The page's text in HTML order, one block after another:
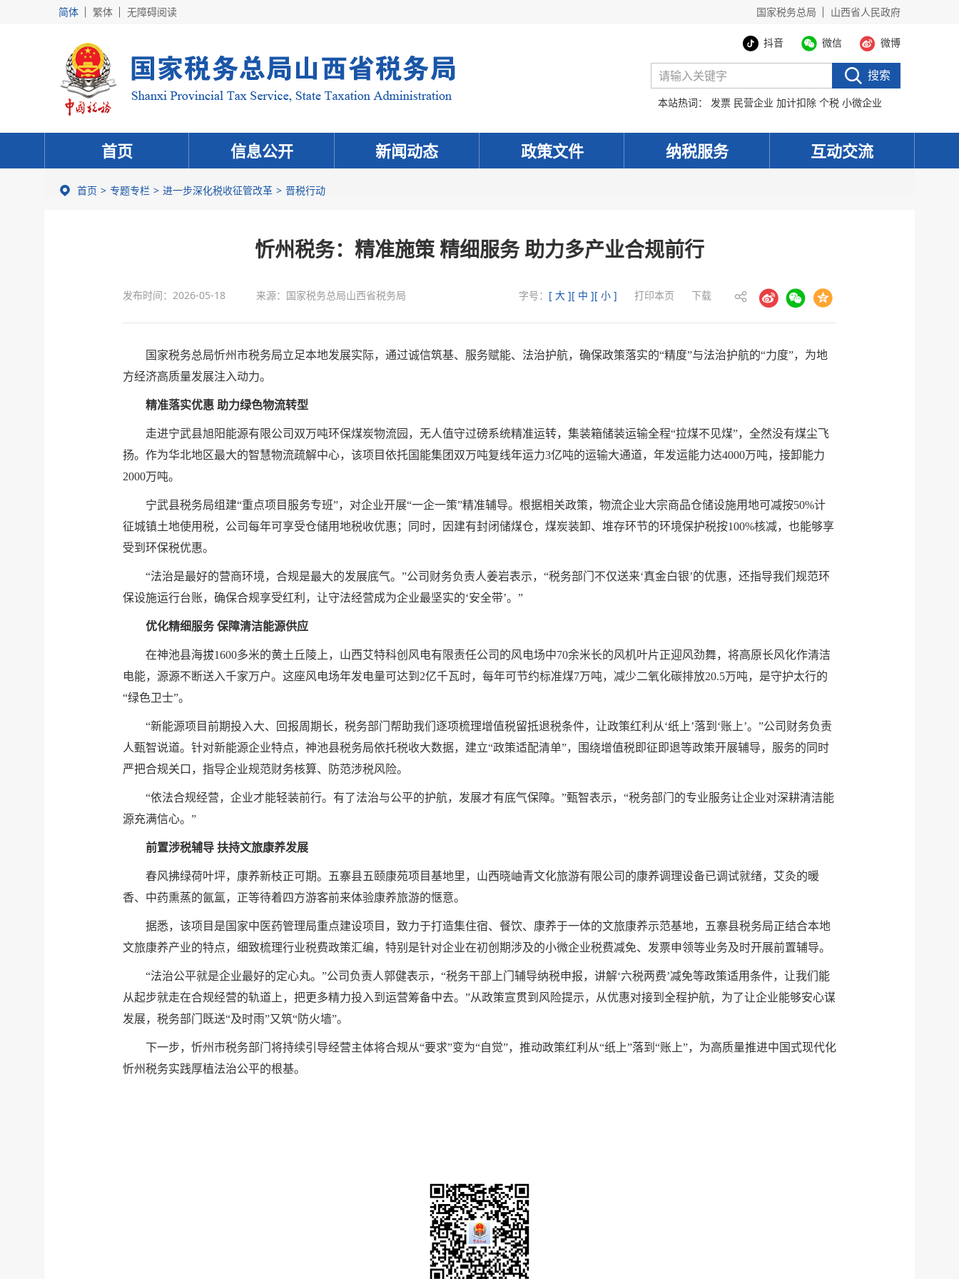
简体 繁体 无障碍阅读 国家税务总局 山西省人民政府
抖音 微信 微博
搜索
本站热词： 发票 民营企业 加计扣除 个税 小微企业
首页 信息公开 新闻动态 政策文件 纳税服务 互动交流
首页 专题专栏 进一步深化税收征管改革 晋税行动
忻州税务：精准施策 精细服务 助力多产业合规前行
发布时间：2026-05-18 来源：国家税务总局山西省税务局 字号： [ 大 ][ 中 ][ 小 ] 打印本页 下载
国家税务总局忻州市税务局立足本地发展实际，通过诚信筑基、服务赋能、法治护航，确保政策落实的“精度”与法治护航的“力度”，为地
方经济高质量发展注入动力。
精准落实优惠 助力绿色物流转型
走进宁武县旭阳能源有限公司双万吨环保煤炭物流园，无人值守过磅系统精准运转，集装箱储装运输全程“拉煤不见煤”，全然没有煤尘飞
扬。 作为华北地区最大的智慧物流疏解中心，该项目依托国能集团双万吨复线年运力3亿吨的运输大通道，年发运能力达4000万吨，接卸能力
2000万吨。
宁武县税务局组建“重点项目服务专班”，对企业开展“一企一策”精准辅导。根据相关政策，物流企业大宗商品仓储设施用地可减按50%计
征城镇土地使用税，公司每年可享受仓储用地税收优惠；同时，因建有封闭储煤仓，煤炭装卸、堆存环节的环境保护税按100%核减，也能够享
受到环保税优惠。
“法治是最好的营商环境，合规是最大的发展底气。”公司财务负责人姜岩表示，“税务部门不仅送来‘真金白银’的优惠，还指导我们规范环
保设施运行台账，确保合规享受红利，让守法经营成为企业最坚实的‘安全带’。”
优化精细服务 保障清洁能源供应
在神池县海拔1600多米的黄土丘陵上，山西艾特科创风电有限责任公司的风电场中70余米长的风机叶片正迎风劲舞，将高原长风化作清洁
电能，源源不断送入千家万户。这座风电场年发电量可达到2亿千瓦时，每年可节约标准煤7万吨，减少二氧化碳排放20.5万吨，是守护太行的
“绿色卫士”。
“新能源项目前期投入大、回报周期长，税务部门帮助我们逐项梳理增值税留抵退税条件，让政策红利从‘纸上’落到‘账上’。”公司财务负责
人甄智说道。针对新能源企业特点，神池县税务局依托税收大数据，建立“政策适配清单”，围绕增值税即征即退等政策开展辅导，服务的同时
严把合规关口，指导企业规范财务核算、防范涉税风险。
“依法合规经营，企业才能轻装前行。有了法治与公平的护航，发展才有底气保障。”甄智表示，“税务部门的专业服务让企业对深耕清洁能
源充满信心。”
前置涉税辅导 扶持文旅康养发展
春风拂绿荷叶坪，康养新枝正可期。五寨县五颐康苑项目基地里，山西晓岫青文化旅游有限公司的康养调理设备已调试就绪，艾灸的暖
香、中药熏蒸的氤氲，正等待着四方游客前来体验康养旅游的惬意。
据悉，该项目是国家中医药管理局重点建设项目，致力于打造集住宿、餐饮、康养于一体的文旅康养示范基地，五寨县税务局正结合本地
文旅康养产业的特点，细致梳理行业税费政策汇编，特别是针对企业在初创期涉及的小微企业税费减免、发票申领等业务及时开展前置辅导。
“法治公平就是企业最好的定心丸。”公司负责人郭健表示，“税务干部上门辅导纳税申报，讲解‘六税两费’减免等政策适用条件，让我们能
从起步就走在合规经营的轨道上，把更多精力投入到运营筹备中去。”从政策宣贯到风险提示，从优惠对接到全程护航，为了让企业能够安心谋
发展，税务部门既送“及时雨”又筑“防火墙”。
下一步，忻州市税务部门将持续引导经营主体将合规从“要求”变为“自觉”， 推动政策红利从“纸上”落到“账上”， 为高质量推进中国式现代化
忻州税务实践厚植法治公平的根基。